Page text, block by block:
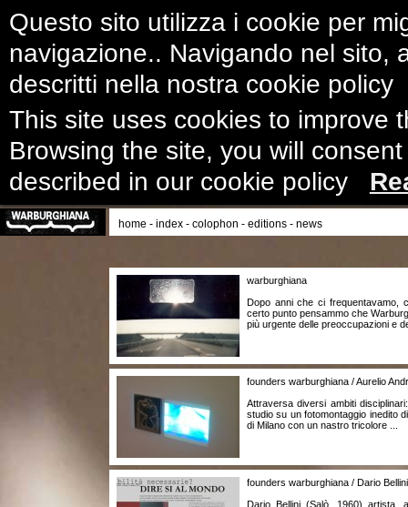
Questo sito utilizza i cookie per
navigazione.. Navigando nel sito,
descritti nella nostra cookie
This site uses cookies to improve
Browsing the site, you will
described in our cookie policy
home - index - colophon - editions - news
warburghiana
Dopo anni che ci frequentavamo,
certo punto pensammo che
più urgente delle preoccupazioni e
founders warburghiana / Aurelio
Attraversa diversi ambiti
studio su un fotomontaggio inedito
di Milano con un nastro tricolore ...
founders warburghiana / Dario Bellini
Dario Bellini (Salò, 1960) artista,